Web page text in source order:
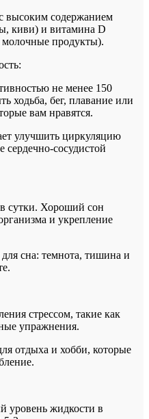
высоким содержанием
киви) и витамина D
продукты).
не менее 150
ходьба, бег, плавание или
вам нравятся.
улучшить циркуляцию
сердечно-сосудистой
сутки. Хороший сон
и укрепление
сна: темнота, тишина и
стрессом, такие как
упражнения.
отдыха и хобби, которые
уровень жидкости в